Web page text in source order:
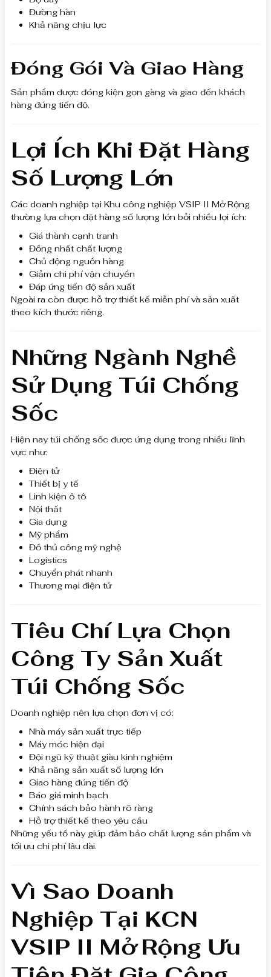
Đường hàn
Khả năng chịu lực
Đóng Gói Và Giao Hàng
Sản phẩm được đóng kiện gọn gàng và giao đến khách
hàng đúng tiến độ.
Lợi Ích Khi Đặt Hàng
Số Lượng Lớn
Các doanh nghiệp tại Khu công nghiệp VSIP II Mở Rộng
thường lựa chọn đặt hàng số lượng lớn bởi nhiều lợi ích:
Giá thành cạnh tranh
Đồng nhất chất lượng
Chủ động nguồn hàng
Giảm chi phí vận chuyển
Đáp ứng tiến độ sản xuất
Ngoài ra còn được hỗ trợ thiết kế miễn phí và sản xuất
theo kích thước riêng.
Những Ngành Nghề
Sử Dụng Túi Chống
Sốc
Hiện nay túi chống sốc được ứng dụng trong nhiều lĩnh
vực như:
Điện tử
Thiết bị y tế
Linh kiện ô tô
Nội thất
Gia dụng
Mỹ phẩm
Đồ thủ công mỹ nghệ
Logistics
Chuyển phát nhanh
Thương mại điện tử
Tiêu Chí Lựa Chọn
Công Ty Sản Xuất
Túi Chống Sốc
Doanh nghiệp nên lựa chọn đơn vị có:
Nhà máy sản xuất trực tiếp
Máy móc hiện đại
Đội ngũ kỹ thuật giàu kinh nghiệm
Khả năng sản xuất số lượng lớn
Giao hàng đúng tiến độ
Báo giá minh bạch
Chính sách bảo hành rõ ràng
Hỗ trợ thiết kế theo yêu cầu
Những yếu tố này giúp đảm bảo chất lượng sản phẩm và
tối ưu chi phí lâu dài.
Vì Sao Doanh
Nghiệp Tại KCN
VSIP II Mở Rộng Ưu